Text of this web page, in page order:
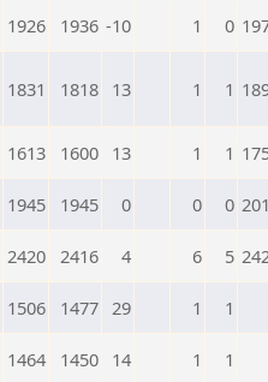
1926 1936 -10 1 0
1831 1818 13 1 1
1613 1600 13 1 1
1945 1945 0 0 0
2420 2416 4 6 5
1506 1477 29 1 1
1464 1450 14 1 1